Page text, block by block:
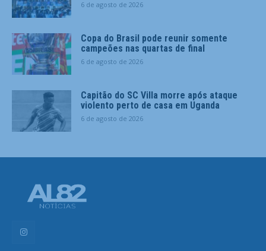
6 de agosto de 2026
Copa do Brasil pode reunir somente
campeões nas quartas de final
6 de agosto de 2026
Capitão do SC Villa morre após ataque
violento perto de casa em Uganda
6 de agosto de 2026